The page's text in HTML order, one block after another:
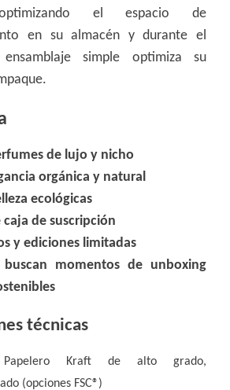
el espacio de
en su almacén y durante el
simple optimiza su
de lujo y nicho
orgánica y natural
ecológicas
caja de suscripción
y ediciones limitadas
buscan momentos de unboxing
técnicas
Kraft de alto grado,
(opciones FSC®)